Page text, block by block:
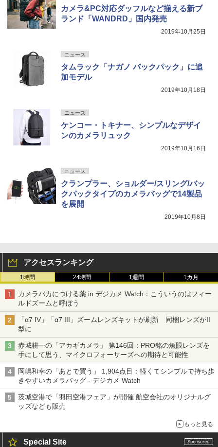
カメラ&PC対応ダッフルなど揃える新ブ
ランド「WANDRD」国内発売
2019年10月25日
ニュース
タムラック「ナガノ バックパック」に追
加モデル
2019年10月18日
ニュース
ケンコー・トキナー、シンプルなデザイ
ンのカメラリュック
2019年10月16日
ニュース
クランプラー、ショルダー/スリング/バッ
クパックタイプのカメラバッグで14製品
を展開
2019年10月8日
アクセスランキング
1時間 24時間 1週間 1カ月
カメラバカにつける薬 in デジカメ Watch：こういうのはフィー
ルドズームと呼ぼう
「α7 IV」「α7 III」ズームレンズキットが刷新 同梱レンズがII
型に
赤城耕一の「アカギカメラ」 第146回：PRO銘の魚眼レンズを
手にして思う、マイクロフォーサーズへの期待と可能性
岡嶋和幸の「あとで買う」 1,904点目：軽くてシンプルで持ち歩
きやすいカメラバッグ - デジカメ Watch
茨城空港で「羽田空港フェア」が開催 航空会社のオリジナルグ
ッズなども販売
もっと見る
Special Site